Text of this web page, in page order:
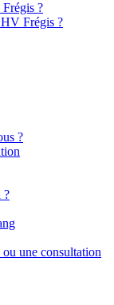
?
Frégis ?
?
?
une consultation